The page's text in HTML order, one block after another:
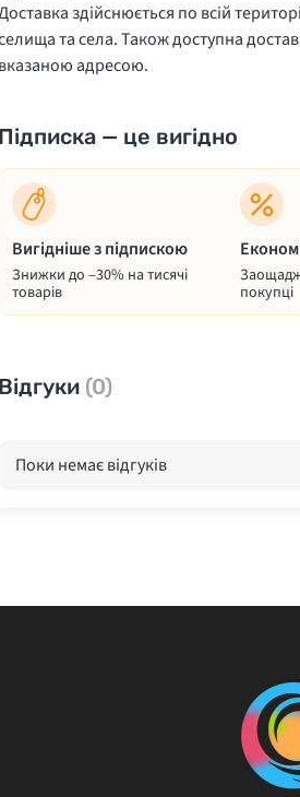
здійснюється по всій
та села. Також доступна
вказаною адресою.
Підписка — це вигідно
Вигідніше з підпискою
Знижки до –30% на тисячі
товарів
покупці
Відгуки (0)
Поки немає відгуків